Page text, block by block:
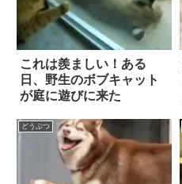
これは羨ましい！ある
日、野生のボブキャット
が庭に遊びに来た
どうぶつ